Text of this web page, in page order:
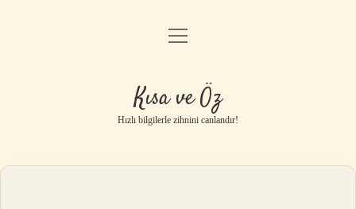
Anasayfa
Gizlilik Politikası
Yasal Uyarı
menüyü
Kısa ve Öz
Hızlı bilgilerle zihnini canlandır!